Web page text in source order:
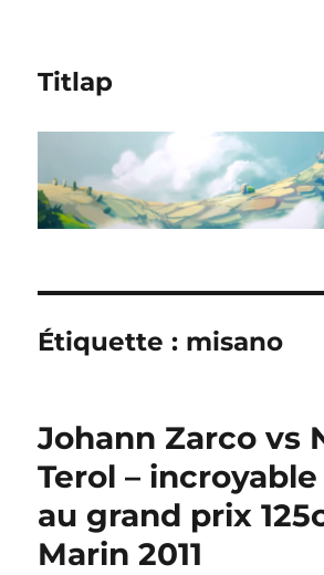
Titlap
Étiquette : misano
Johann Zarco vs
Terol –
au grand prix
Marin 2011